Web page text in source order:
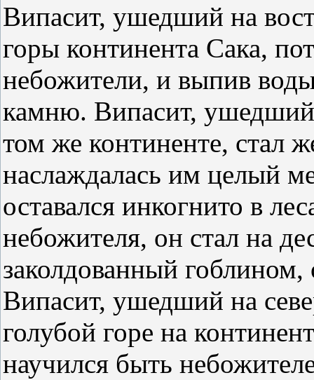
Випасит, ушедший на
горы континента Сака,
небожители, и выпив
камню. Випасит, ушедший
том же континенте, стал
наслаждалась им целый
оставался инкогнито в
небожителя, он стал на
заколдованный
Випасит, ушедший на
голубой горе на
научился быть